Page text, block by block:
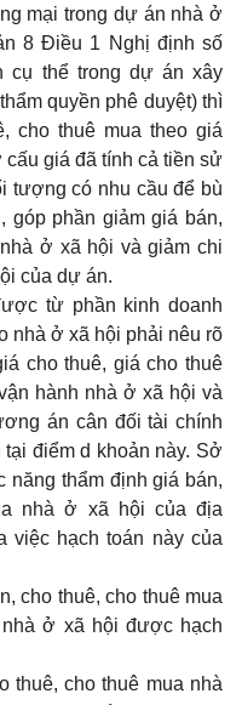
mại trong dự án nhà ở
8 Điều 1 Nghị định số
cụ thể trong dự án xây
quyền phê duyệt) thì
cho thuê mua theo giá
giá đã tính cả tiền sử
tượng có nhu cầu để bù
góp phần giảm giá bán,
ở xã hội và giảm chi
của dự án.
từ phần kinh doanh
nhà ở xã hội phải nêu rõ
cho thuê, giá cho thuê
hành nhà ở xã hội và
án cân đối tài chính
điểm d khoản này. Sở
năng thẩm định giá bán,
nhà ở xã hội của địa
việc hạch toán này của
cho thuê, cho thuê mua
ở xã hội được hạch
thuê, cho thuê mua nhà